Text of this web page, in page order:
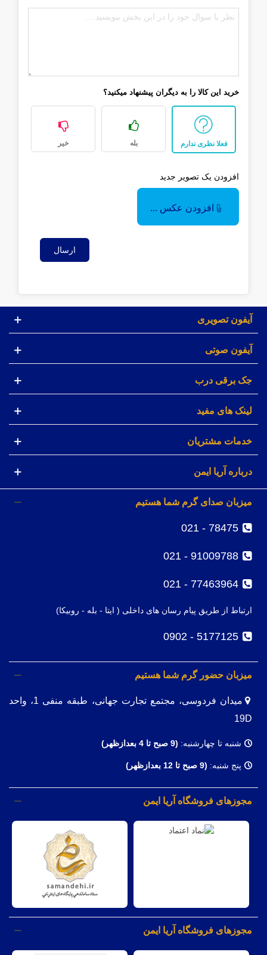
خرید این کالا را به دیگران پیشنهاد میکنید؟
فعلا نظری ندارم بله خیر
افزودن یک تصویر جدید
افزودن عکس ...
ارسال
آیفون تصویری
آیفون صوتی
جک برقی درب
لینک های مفید
خدمات مشتریان
درباره آریا ایمن
میزبان صدای گرم شما هستیم
78475 - 021
91009788 - 021
77463964 - 021
ارتباط از طریق پیام رسان های داخلی ( ایتا - بله - روبیکا)
5177125 - 0902
میزبان حضور گرم شما هستیم
میدان فردوسی، مجتمع تجارت جهانی، طبقه منفی 1، واحد
19D
شنبه تا چهارشنبه: (9 صبح تا 4 بعدازظهر)
پنج شنبه: (9 صبح تا 12 بعدازظهر)
مجوزهای فروشگاه آریا ایمن
مجوزهای فروشگاه آریا ایمن